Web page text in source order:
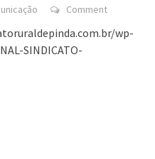
Comment
wp-
SINDICATO-